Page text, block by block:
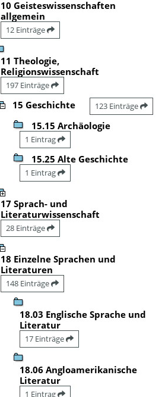
10 Geisteswissenschaften
allgemein
12 Einträge
11 Theologie,
Religionswissenschaft
197 Einträge
15 Geschichte 123 Einträge
15.15 Archäologie
1 Eintrag
15.25 Alte Geschichte
1 Eintrag
17 Sprach- und
Literaturwissenschaft
28 Einträge
18 Einzelne Sprachen und
Literaturen
148 Einträge
18.03 Englische Sprache und
Literatur
17 Einträge
18.06 Angloamerikanische
Literatur
1 Eintrag